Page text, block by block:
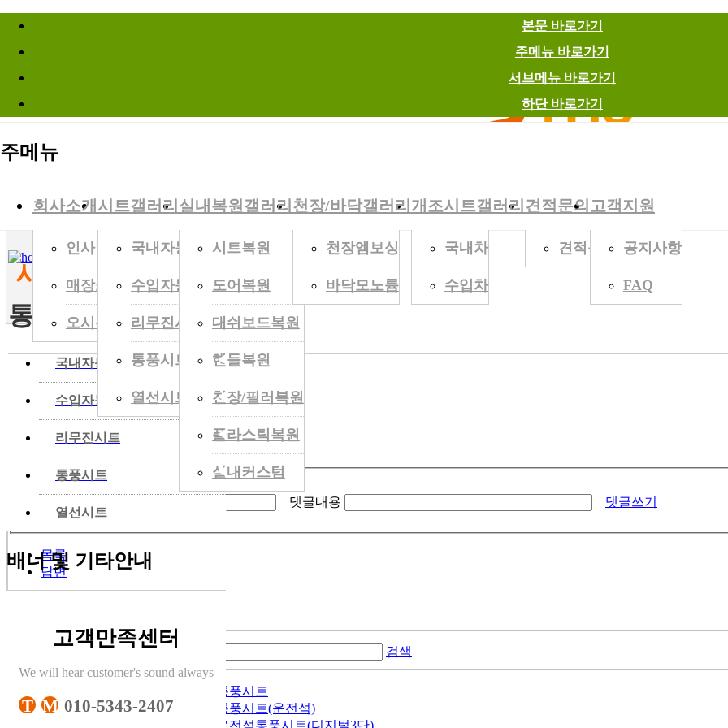
바로가기메뉴
본문 바로가기
주메뉴 바로가기
서브메뉴 바로가기
하단 바로가기
주메뉴
회사소개
인사말
매장소개
오시는길
시트갤러리
국내자동차
수입자동차
리무진시트
통풍시트
열선시트
실내복원갤러리
시트복원
도어복원
대쉬보드복원
핸들복원
천장/필러복원
플라스틱복원
실내커스텀
천장/바닥갤러리
천장엠보싱
바닥모노륨
개조시트갤러리
국내차
수입차
견적문의
견적문의
고객지원
공지사항
FAQ
으로 만들어 갑니다.
시트갤러리Gallery Zone
국내자동차 ◀
수입자동차 ◀
리무진시트 ◀
통풍시트 ◀
열선시트 ◀
배너 및 기타안내
고객만족센터
We will hear customer's sound always
T M 010-5343-2407
HOME> 시트갤러리> 통풍시트
통풍시트
[1970-01-01 09:00:00]
작성된 댓글이 없습니다.
댓글입력 폼
댓글내용 댓글쓰기
목록
답변
검색 폼
검색어입력 검색
뉴모하비 조수석통풍시트
그랜드스타렉스 통풍시트(운전석)
폭스바겐티구안 운전석통풍시트(디지털3단)